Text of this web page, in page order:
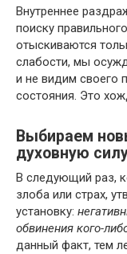
Внутреннее
поиску
отыскиваются
слабости, мы
и не видим своего
состояния. Это
Выбираем
духовную
В следующий раз,
злоба или страх,
установку:
обвинения кого-
данный факт, тем